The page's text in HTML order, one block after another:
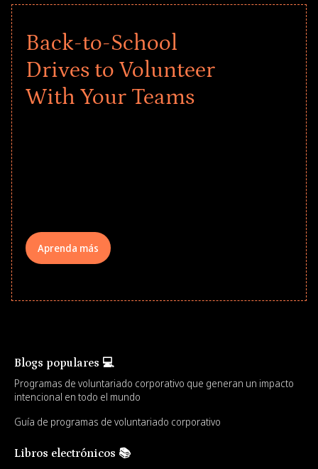
Back-to-School
Drives to Volunteer
With Your Teams
Aprenda más
Blogs populares 💻
Programas de voluntariado corporativo que generan un impacto
intencional en todo el mundo
Guía de programas de voluntariado corporativo
Libros electrónicos 📚